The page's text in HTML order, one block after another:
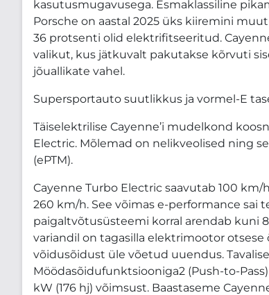
kasutusmugavusega. Esmaklassiline
Porsche on aastal 2025 üks kiiremini
36 protsenti olid elektrifitseeritud.
valikut, kus jätkuvalt pakutakse kõrvuti
jõuallikate vahel.
Supersportauto suutlikkus ja vormel-E
Täiselektrilise Cayenne’i mudelkond
Electric. Mõlemad on nelikveolised ning
(ePTM).
Cayenne Turbo Electric saavutab 100
260 km/h. See võimas e-performance
paigaltvõtusüsteemi korral arendab kuni
variandil on tagasilla elektrimootor
võidusõidust üle võetud uuendus.
Möödasõidufunktsiooniga2 (Push-to-
kW (176 hj) võimsust. Baastaseme